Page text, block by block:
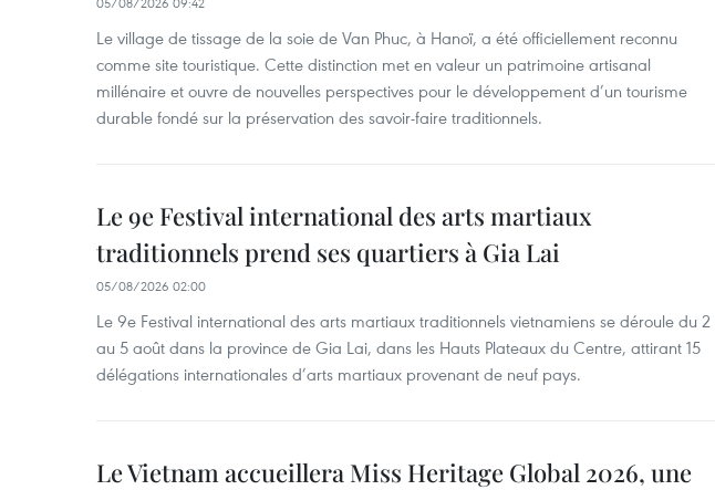
Le village de tissage de la soie de Van Phuc, à Hanoï, a été officiellement reconnu
comme site touristique. Cette distinction met en valeur un patrimoine artisanal
millénaire et ouvre de nouvelles perspectives pour le développement d’un tourisme
durable fondé sur la préservation des savoir-faire traditionnels.
Le 9e Festival international des arts martiaux
traditionnels prend ses quartiers à Gia Lai
05/08/2026 02:00
Le 9e Festival international des arts martiaux traditionnels vietnamiens se déroule du 2
au 5 août dans la province de Gia Lai, dans les Hauts Plateaux du Centre, attirant 15
délégations internationales d’arts martiaux provenant de neuf pays.
Le Vietnam accueillera Miss Heritage Global 2026, une